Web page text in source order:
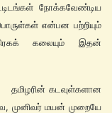
நோக்கவேண்டிய
என்பன பற்றியும்
கலையும் இதன்
தமிழரின் கடவுள்களான
மயன் முறையே